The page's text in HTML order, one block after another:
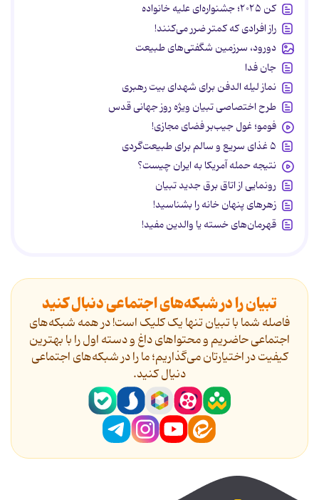
کن ۲۰۲۵؛ جشنواره‌ای علیه خانواده
راز افرادی که کمتر ضرر می‌کنند!
دورود، سرزمین شگفتی‌های طبیعت
جان فدا
نماز لیله الدفن برای شهدای بیت رهبری
طرح اختصاصی تبیان ویژه روز جهانی قدس
فومو؛ غول جیب‌بر فضای مجازی!
۵ غذای سریع و سالم برای طبیعت‌گردی
نتیجه حمله آمریکا به ایران چیست؟
رونمایی از اتاق برق جدید تبیان
زهرهای پنهان خانه را بشناسید!
قهرمان‌های خسته یا والدین مفید!
تبیان را در شبکه‌های اجتماعی دنبال کنید
فاصله شما با تبیان تنها یک کلیک است! در همه شبکه‌های
اجتماعی حاضریم و محتواهای داغ و دسته اول را با بهترین
کیفیت در اختیارتان می‌گذاریم؛ ما را در شبکه‌های اجتماعی
دنیال کنید.